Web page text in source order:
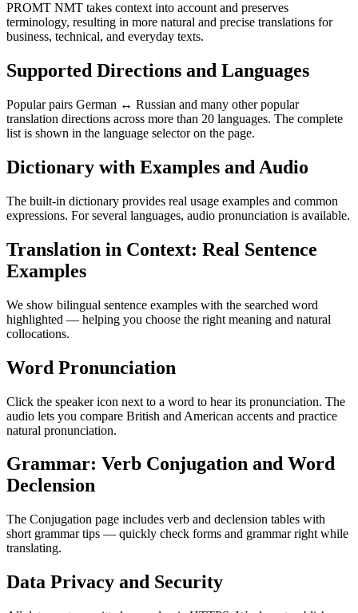
PROMT NMT takes context into account and preserves
terminology, resulting in more natural and precise translations for
business, technical, and everyday texts.
Supported Directions and Languages
Popular pairs German ↔ Russian and many other popular
translation directions across more than 20 languages. The complete
list is shown in the language selector on the page.
Dictionary with Examples and Audio
The built-in dictionary provides real usage examples and common
expressions. For several languages, audio pronunciation is available.
Translation in Context: Real Sentence
Examples
We show bilingual sentence examples with the searched word
highlighted — helping you choose the right meaning and natural
collocations.
Word Pronunciation
Click the speaker icon next to a word to hear its pronunciation. The
audio lets you compare British and American accents and practice
natural pronunciation.
Grammar: Verb Conjugation and Word
Declension
The Conjugation page includes verb and declension tables with
short grammar tips — quickly check forms and grammar right while
translating.
Data Privacy and Security